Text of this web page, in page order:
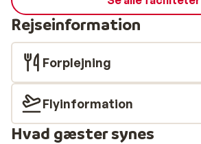
Rejseinformation
Forplejning
Flyinformation
Hvad gæster synes